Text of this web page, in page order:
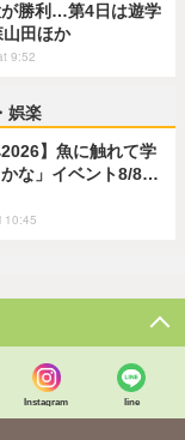
勝利…第4日は遊学
田ほか
9:52
娯楽
2026】魚に触れて学
な」イベント8/8…
10:45
Instagram line